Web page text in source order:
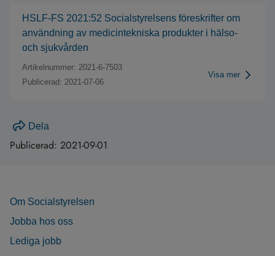
HSLF-FS 2021:52 Socialstyrelsens föreskrifter om
användning av medicintekniska produkter i hälso-
och sjukvården
Artikelnummer: 2021-6-7503
Publicerad: 2021-07-06
Visa mer
Dela
Publicerad: 2021-09-01
Om Socialstyrelsen
Jobba hos oss
Lediga jobb